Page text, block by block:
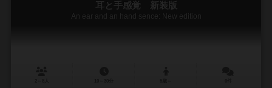
耳と手感覚 新装版
An ear and an hand sence: New edition